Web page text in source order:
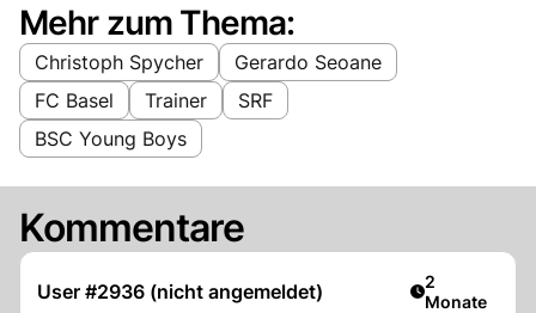
Mehr zum Thema:
Christoph Spycher
Gerardo Seoane
FC Basel
Trainer
SRF
BSC Young Boys
Kommentare
User #2936 (nicht angemeldet) Artikel
2
Monate